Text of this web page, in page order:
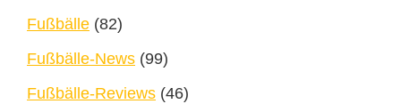
Fußbälle (82)
Fußbälle-News (99)
Fußbälle-Reviews (46)